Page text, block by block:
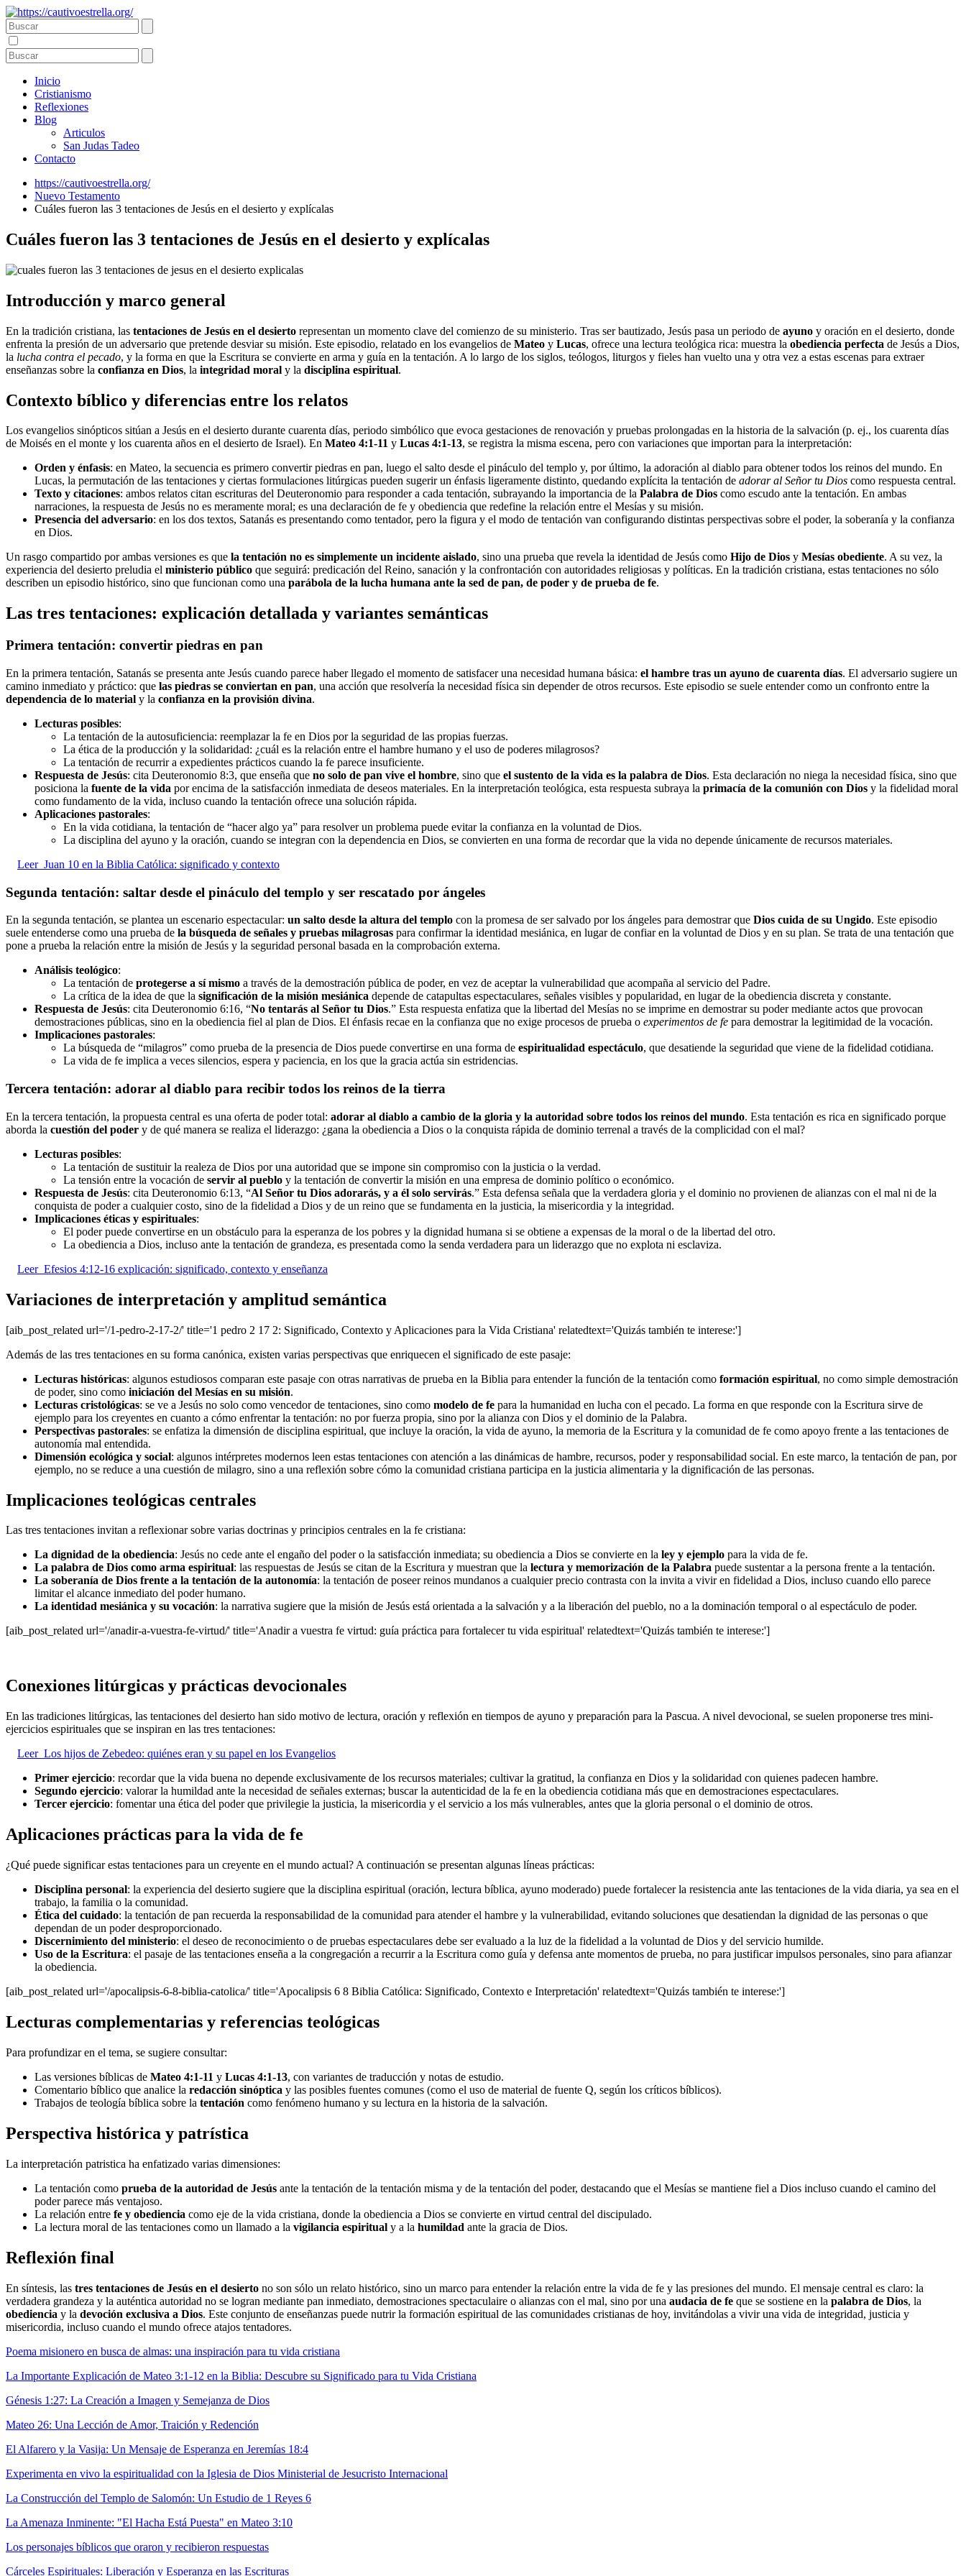
Inicio
Cristianismo
Reflexiones
Blog
Articulos
San Judas Tadeo
Contacto
https://cautivoestrella.org/
Nuevo Testamento
Cuáles fueron las 3 tentaciones de Jesús en el desierto y explícalas
Cuáles fueron las 3 tentaciones de Jesús en el desierto y explícalas
Introducción y marco general
En la tradición cristiana, las tentaciones de Jesús en el desierto representan un momento clave del comienzo de su ministerio. Tras ser bautizado, Jesús pasa un periodo de ayuno y oración en el desierto, donde
enfrenta la presión de un adversario que pretende desviar su misión. Este episodio, relatado en los evangelios de Mateo y Lucas, ofrece una lectura teológica rica: muestra la obediencia perfecta de Jesús a Dios,
la lucha contra el pecado, y la forma en que la Escritura se convierte en arma y guía en la tentación. A lo largo de los siglos, teólogos, liturgos y fieles han vuelto una y otra vez a estas escenas para extraer
enseñanzas sobre la confianza en Dios, la integridad moral y la disciplina espiritual.
Contexto bíblico y diferencias entre los relatos
Los evangelios sinópticos sitúan a Jesús en el desierto durante cuarenta días, periodo simbólico que evoca gestaciones de renovación y pruebas prolongadas en la historia de la salvación (p. ej., los cuarenta días
de Moisés en el monte y los cuarenta años en el desierto de Israel). En Mateo 4:1-11 y Lucas 4:1-13, se registra la misma escena, pero con variaciones que importan para la interpretación:
Orden y énfasis: en Mateo, la secuencia es primero convertir piedras en pan, luego el salto desde el pináculo del templo y, por último, la adoración al diablo para obtener todos los reinos del mundo. En
Lucas, la permutación de las tentaciones y ciertas formulaciones litúrgicas pueden sugerir un énfasis ligeramente distinto, quedando explícita la tentación de adorar al Señor tu Dios como respuesta central.
Texto y citaciones: ambos relatos citan escrituras del Deuteronomio para responder a cada tentación, subrayando la importancia de la Palabra de Dios como escudo ante la tentación. En ambas
narraciones, la respuesta de Jesús no es meramente moral; es una declaración de fe y obediencia que redefine la relación entre el Mesías y su misión.
Presencia del adversario: en los dos textos, Satanás es presentando como tentador, pero la figura y el modo de tentación van configurando distintas perspectivas sobre el poder, la soberanía y la confianza
en Dios.
Un rasgo compartido por ambas versiones es que la tentación no es simplemente un incidente aislado, sino una prueba que revela la identidad de Jesús como Hijo de Dios y Mesías obediente. A su vez, la
experiencia del desierto preludia el ministerio público que seguirá: predicación del Reino, sanación y la confrontación con autoridades religiosas y políticas. En la tradición cristiana, estas tentaciones no sólo
describen un episodio histórico, sino que funcionan como una parábola de la lucha humana ante la sed de pan, de poder y de prueba de fe.
Las tres tentaciones: explicación detallada y variantes semánticas
Primera tentación: convertir piedras en pan
En la primera tentación, Satanás se presenta ante Jesús cuando parece haber llegado el momento de satisfacer una necesidad humana básica: el hambre tras un ayuno de cuarenta días. El adversario sugiere un
camino inmediato y práctico: que las piedras se conviertan en pan, una acción que resolvería la necesidad física sin depender de otros recursos. Este episodio se suele entender como un confronto entre la
dependencia de lo material y la confianza en la provisión divina.
Lecturas posibles:
La tentación de la autosuficiencia: reemplazar la fe en Dios por la seguridad de las propias fuerzas.
La ética de la producción y la solidaridad: ¿cuál es la relación entre el hambre humano y el uso de poderes milagrosos?
La tentación de recurrir a expedientes prácticos cuando la fe parece insuficiente.
Respuesta de Jesús: cita Deuteronomio 8:3, que enseña que no solo de pan vive el hombre, sino que el sustento de la vida es la palabra de Dios. Esta declaración no niega la necesidad física, sino que
posiciona la fuente de la vida por encima de la satisfacción inmediata de deseos materiales. En la interpretación teológica, esta respuesta subraya la primacía de la comunión con Dios y la fidelidad moral
como fundamento de la vida, incluso cuando la tentación ofrece una solución rápida.
Aplicaciones pastorales:
En la vida cotidiana, la tentación de “hacer algo ya” para resolver un problema puede evitar la confianza en la voluntad de Dios.
La disciplina del ayuno y la oración, cuando se integran con la dependencia en Dios, se convierten en una forma de recordar que la vida no depende únicamente de recursos materiales.
Leer Juan 10 en la Biblia Católica: significado y contexto
Segunda tentación: saltar desde el pináculo del templo y ser rescatado por ángeles
En la segunda tentación, se plantea un escenario espectacular: un salto desde la altura del templo con la promesa de ser salvado por los ángeles para demostrar que Dios cuida de su Ungido. Este episodio
suele entenderse como una prueba de la búsqueda de señales y pruebas milagrosas para confirmar la identidad mesiánica, en lugar de confiar en la voluntad de Dios y en su plan. Se trata de una tentación que
pone a prueba la relación entre la misión de Jesús y la seguridad personal basada en la comprobación externa.
Análisis teológico:
La tentación de protegerse a sí mismo a través de la demostración pública de poder, en vez de aceptar la vulnerabilidad que acompaña al servicio del Padre.
La crítica de la idea de que la significación de la misión mesiánica depende de catapultas espectaculares, señales visibles y popularidad, en lugar de la obediencia discreta y constante.
Respuesta de Jesús: cita Deuteronomio 6:16, “No tentarás al Señor tu Dios.” Esta respuesta enfatiza que la libertad del Mesías no se imprime en demostrar su poder mediante actos que provocan
demostraciones públicas, sino en la obediencia fiel al plan de Dios. El énfasis recae en la confianza que no exige procesos de prueba o experimentos de fe para demostrar la legitimidad de la vocación.
Implicaciones pastorales:
La búsqueda de “milagros” como prueba de la presencia de Dios puede convertirse en una forma de espiritualidad espectáculo, que desatiende la seguridad que viene de la fidelidad cotidiana.
La vida de fe implica a veces silencios, espera y paciencia, en los que la gracia actúa sin estridencias.
Tercera tentación: adorar al diablo para recibir todos los reinos de la tierra
En la tercera tentación, la propuesta central es una oferta de poder total: adorar al diablo a cambio de la gloria y la autoridad sobre todos los reinos del mundo. Esta tentación es rica en significado porque
aborda la cuestión del poder y de qué manera se realiza el liderazgo: ¿gana la obediencia a Dios o la conquista rápida de dominio terrenal a través de la complicidad con el mal?
Lecturas posibles:
La tentación de sustituir la realeza de Dios por una autoridad que se impone sin compromiso con la justicia o la verdad.
La tensión entre la vocación de servir al pueblo y la tentación de convertir la misión en una empresa de dominio político o económico.
Respuesta de Jesús: cita Deuteronomio 6:13, “Al Señor tu Dios adorarás, y a él solo servirás.” Esta defensa señala que la verdadera gloria y el dominio no provienen de alianzas con el mal ni de la
conquista de poder a cualquier costo, sino de la fidelidad a Dios y de un reino que se fundamenta en la justicia, la misericordia y la integridad.
Implicaciones éticas y espirituales:
El poder puede convertirse en un obstáculo para la esperanza de los pobres y la dignidad humana si se obtiene a expensas de la moral o de la libertad del otro.
La obediencia a Dios, incluso ante la tentación de grandeza, es presentada como la senda verdadera para un liderazgo que no explota ni esclaviza.
Leer Efesios 4:12-16 explicación: significado, contexto y enseñanza
Variaciones de interpretación y amplitud semántica
[aib_post_related url='/1-pedro-2-17-2/' title='1 pedro 2 17 2: Significado, Contexto y Aplicaciones para la Vida Cristiana' relatedtext='Quizás también te interese:']
Además de las tres tentaciones en su forma canónica, existen varias perspectivas que enriquecen el significado de este pasaje:
Lecturas históricas: algunos estudiosos comparan este pasaje con otras narrativas de prueba en la Biblia para entender la función de la tentación como formación espiritual, no como simple demostración
de poder, sino como iniciación del Mesías en su misión.
Lecturas cristológicas: se ve a Jesús no solo como vencedor de tentaciones, sino como modelo de fe para la humanidad en lucha con el pecado. La forma en que responde con la Escritura sirve de
ejemplo para los creyentes en cuanto a cómo enfrentar la tentación: no por fuerza propia, sino por la alianza con Dios y el dominio de la Palabra.
Perspectivas pastorales: se enfatiza la dimensión de disciplina espiritual, que incluye la oración, la vida de ayuno, la memoria de la Escritura y la comunidad de fe como apoyo frente a las tentaciones de
autonomía mal entendida.
Dimensión ecológica y social: algunos intérpretes modernos leen estas tentaciones con atención a las dinámicas de hambre, recursos, poder y responsabilidad social. En este marco, la tentación de pan, por
ejemplo, no se reduce a una cuestión de milagro, sino a una reflexión sobre cómo la comunidad cristiana participa en la justicia alimentaria y la dignificación de las personas.
Implicaciones teológicas centrales
Las tres tentaciones invitan a reflexionar sobre varias doctrinas y principios centrales en la fe cristiana:
La dignidad de la obediencia: Jesús no cede ante el engaño del poder o la satisfacción inmediata; su obediencia a Dios se convierte en la ley y ejemplo para la vida de fe.
La palabra de Dios como arma espiritual: las respuestas de Jesús se citan de la Escritura y muestran que la lectura y memorización de la Palabra puede sustentar a la persona frente a la tentación.
La soberanía de Dios frente a la tentación de la autonomía: la tentación de poseer reinos mundanos a cualquier precio contrasta con la invita a vivir en fidelidad a Dios, incluso cuando ello parece
limitar el alcance inmediato del poder humano.
La identidad mesiánica y su vocación: la narrativa sugiere que la misión de Jesús está orientada a la salvación y a la liberación del pueblo, no a la dominación temporal o al espectáculo de poder.
[aib_post_related url='/anadir-a-vuestra-fe-virtud/' title='Anadir a vuestra fe virtud: guía práctica para fortalecer tu vida espiritual' relatedtext='Quizás también te interese:']
Conexiones litúrgicas y prácticas devocionales
En las tradiciones litúrgicas, las tentaciones del desierto han sido motivo de lectura, oración y reflexión en tiempos de ayuno y preparación para la Pascua. A nivel devocional, se suelen proponerse tres mini-
ejercicios espirituales que se inspiran en las tres tentaciones:
Leer Los hijos de Zebedeo: quiénes eran y su papel en los Evangelios
Primer ejercicio: recordar que la vida buena no depende exclusivamente de los recursos materiales; cultivar la gratitud, la confianza en Dios y la solidaridad con quienes padecen hambre.
Segundo ejercicio: valorar la humildad ante la necesidad de señales externas; buscar la autenticidad de la fe en la obediencia cotidiana más que en demostraciones espectaculares.
Tercer ejercicio: fomentar una ética del poder que privilegie la justicia, la misericordia y el servicio a los más vulnerables, antes que la gloria personal o el dominio de otros.
Aplicaciones prácticas para la vida de fe
¿Qué puede significar estas tentaciones para un creyente en el mundo actual? A continuación se presentan algunas líneas prácticas:
Disciplina personal: la experiencia del desierto sugiere que la disciplina espiritual (oración, lectura bíblica, ayuno moderado) puede fortalecer la resistencia ante las tentaciones de la vida diaria, ya sea en el
trabajo, la familia o la comunidad.
Ética del cuidado: la tentación de pan recuerda la responsabilidad de la comunidad para atender el hambre y la vulnerabilidad, evitando soluciones que desatiendan la dignidad de las personas o que
dependan de un poder desproporcionado.
Discernimiento del ministerio: el deseo de reconocimiento o de pruebas espectaculares debe ser evaluado a la luz de la fidelidad a la voluntad de Dios y del servicio humilde.
Uso de la Escritura: el pasaje de las tentaciones enseña a la congregación a recurrir a la Escritura como guía y defensa ante momentos de prueba, no para justificar impulsos personales, sino para afianzar
la obediencia.
[aib_post_related url='/apocalipsis-6-8-biblia-catolica/' title='Apocalipsis 6 8 Biblia Católica: Significado, Contexto e Interpretación' relatedtext='Quizás también te interese:']
Lecturas complementarias y referencias teológicas
Para profundizar en el tema, se sugiere consultar:
Las versiones bíblicas de Mateo 4:1-11 y Lucas 4:1-13, con variantes de traducción y notas de estudio.
Comentario bíblico que analice la redacción sinóptica y las posibles fuentes comunes (como el uso de material de fuente Q, según los críticos bíblicos).
Trabajos de teología bíblica sobre la tentación como fenómeno humano y su lectura en la historia de la salvación.
Perspectiva histórica y patrística
La interpretación patristica ha enfatizado varias dimensiones:
La tentación como prueba de la autoridad de Jesús ante la tentación de la tentación misma y de la tentación del poder, destacando que el Mesías se mantiene fiel a Dios incluso cuando el camino del
poder parece más ventajoso.
La relación entre fe y obediencia como eje de la vida cristiana, donde la obediencia a Dios se convierte en virtud central del discipulado.
La lectura moral de las tentaciones como un llamado a la vigilancia espiritual y a la humildad ante la gracia de Dios.
Reflexión final
En síntesis, las tres tentaciones de Jesús en el desierto no son sólo un relato histórico, sino un marco para entender la relación entre la vida de fe y las presiones del mundo. El mensaje central es claro: la
verdadera grandeza y la auténtica autoridad no se logran mediante pan inmediato, demostraciones spectaculaire o alianzas con el mal, sino por una audacia de fe que se sostiene en la palabra de Dios, la
obediencia y la devoción exclusiva a Dios. Este conjunto de enseñanzas puede nutrir la formación espiritual de las comunidades cristianas de hoy, invitándolas a vivir una vida de integridad, justicia y
misericordia, incluso cuando el mundo ofrece atajos tentadores.
Poema misionero en busca de almas: una inspiración para tu vida cristiana
La Importante Explicación de Mateo 3:1-12 en la Biblia: Descubre su Significado para tu Vida Cristiana
Génesis 1:27: La Creación a Imagen y Semejanza de Dios
Mateo 26: Una Lección de Amor, Traición y Redención
El Alfarero y la Vasija: Un Mensaje de Esperanza en Jeremías 18:4
Experimenta en vivo la espiritualidad con la Iglesia de Dios Ministerial de Jesucristo Internacional
La Construcción del Templo de Salomón: Un Estudio de 1 Reyes 6
La Amenaza Inminente: "El Hacha Está Puesta" en Mateo 3:10
Los personajes bíblicos que oraron y recibieron respuestas
Cárceles Espirituales: Liberación y Esperanza en las Escrituras